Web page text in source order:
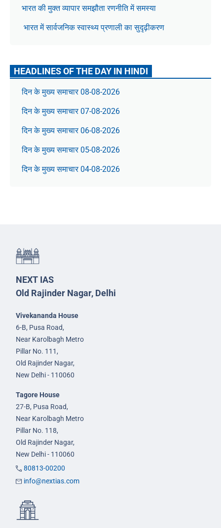
भारत की मुक्त व्यापार समझौता रणनीति में समस्या
भारत में सार्वजनिक स्वास्थ्य प्रणाली का सुदृढ़ीकरण
HEADLINES OF THE DAY IN HINDI
दिन के मुख्य समाचार 08-08-2026
दिन के मुख्य समाचार 07-08-2026
दिन के मुख्य समाचार 06-08-2026
दिन के मुख्य समाचार 05-08-2026
दिन के मुख्य समाचार 04-08-2026
NEXT IAS
Old Rajinder Nagar, Delhi
Vivekananda House
6-B, Pusa Road,
Near Karolbagh Metro
Pillar No. 111,
Old Rajinder Nagar,
New Delhi - 110060
Tagore House
27-B, Pusa Road,
Near Karolbagh Metro
Pillar No. 118,
Old Rajinder Nagar,
New Delhi - 110060
80813-00200
info@nextias.com